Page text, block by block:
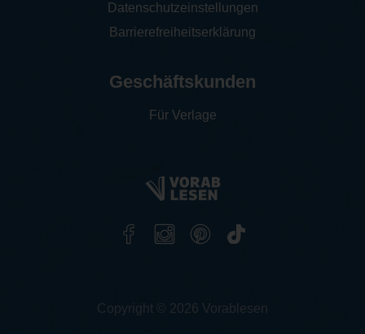
Datenschutzeinstellungen
Barrierefreiheitserklärung
Geschäftskunden
Für Verlage
Copyright © 2026 Vorablesen